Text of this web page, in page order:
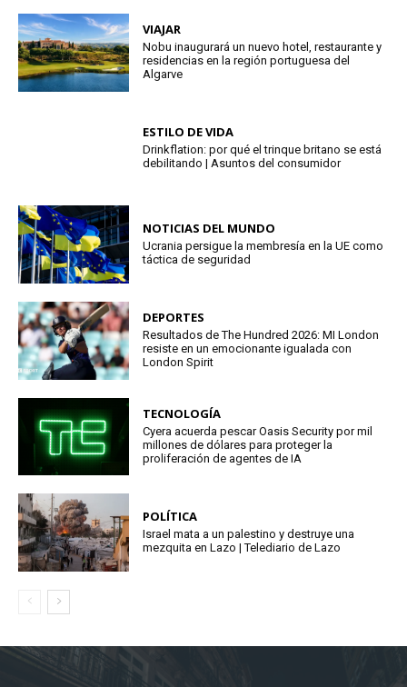
VIAJAR
Nobu inaugurará un nuevo hotel, restaurante y
residencias en la región portuguesa del
Algarve
ESTILO DE VIDA
Drinkflation: por qué el trinque britano se está
debilitando | Asuntos del consumidor
NOTICIAS DEL MUNDO
Ucrania persigue la membresía en la UE como
táctica de seguridad
DEPORTES
Resultados de The Hundred 2026: MI London
resiste en un emocionante igualada con
London Spirit
TECNOLOGÍA
Cyera acuerda pescar Oasis Security por mil
millones de dólares para proteger la
proliferación de agentes de IA
POLÍTICA
Israel mata a un palestino y destruye una
mezquita en Lazo | Telediario de Lazo